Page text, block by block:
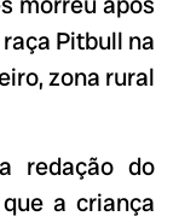
Pitbull na
zona rural
redação do
a criança